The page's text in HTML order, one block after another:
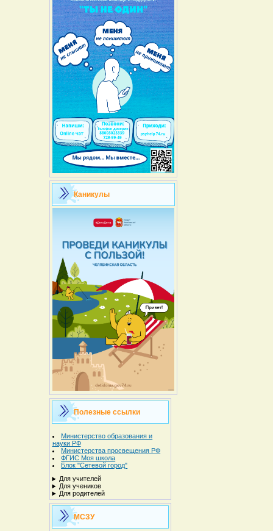
Каникулы
Полезные ссылки
Министерство образования и
науки РФ
Министерства просвещения РФ
ФГИС Моя школа
Блок "Сетевой город"
Для учителей
Для учеников
Для родителей
МСЗУ